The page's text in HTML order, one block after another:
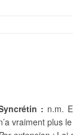
: n.m.
vraiment plus